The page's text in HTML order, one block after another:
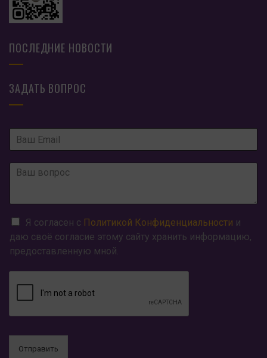
ПОСЛЕДНИЕ НОВОСТИ
ЗАДАТЬ ВОПРОС
Я согласен с Политикой Конфиденциальности и
даю своё согласие этому сайту хранить информацию,
предоставленную мной.
Отправить